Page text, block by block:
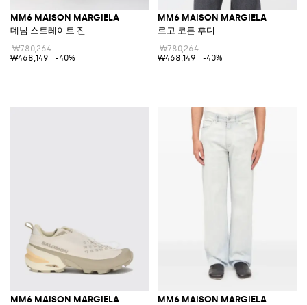
MM6 MAISON MARGIELA
데님 스트레이트 진
₩780,264
₩468,149
-40%
MM6 MAISON MARGIELA
로고 코튼 후디
₩780,264
₩468,149
-40%
MM6 MAISON MARGIELA MM6 MAISON MARGIELA